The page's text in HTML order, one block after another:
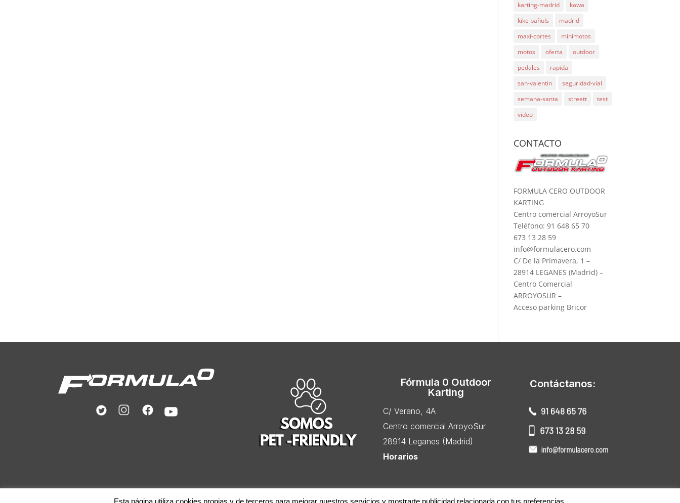
karting-madrid
kawa
kike bañuls
madrid
maxi-cortes
minimotos
motos
oferta
outdoor
pedales
rapida
san-valentin
seguridad-vial
semana-santa
streett
test
video
CONTACTO
FORMULA CERO OUTDOOR
KARTING
Centro comercial ArroyoSur
Teléfono: 91 648 65 70
673 13 28 59
info@formulacero.com
C/ De la Primavera, 1 –
28914 LEGANES (Madrid) –
Centro Comercial
ARROYOSUR –
Acceso parking Bricor
Fórmula 0 Outdoor
Karting
C/ Verano, 4A
Centro comercial ArroyoSur
28914 Leganes (Madrid)
Horarios
Contáctanos:
Esta página utiliza cookies propias y de terceros para mejorar nuestros servicios y mostrarte publicidad relacionada con tus preferencias.